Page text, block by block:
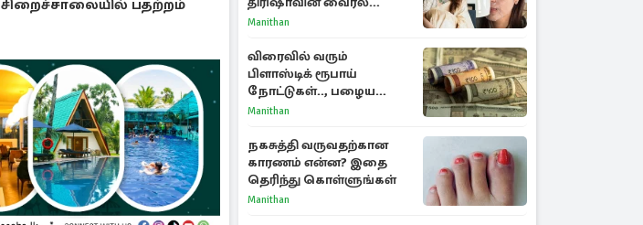
சிறைச்சாலையில் பதற்றம்
செல்ஃபிக்கு மருத்துவர்
Manithan
விரைவில் வரும்
பிளாஸ்டிக் ரூபாய்
நோட்டுகள்.., பழைய
காகித நோட்டுகள்
Manithan
நகசுத்தி வருவதற்கான
காரணம் என்ன? இதை
தெரிந்து கொள்ளுங்கள்
Manithan